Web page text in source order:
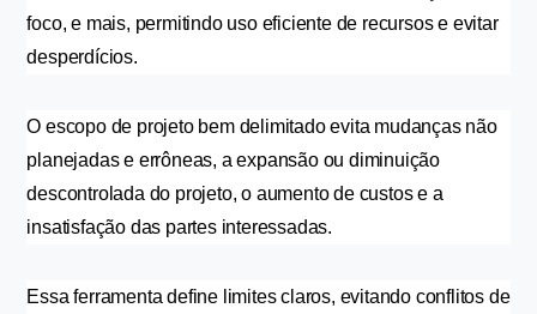
foco, e mais, permitindo uso eficiente de recursos e evitar
desperdícios.
O escopo de projeto bem delimitado evita mudanças não
planejadas e errôneas, a expansão ou diminuição
descontrolada do projeto, o aumento de custos e a
insatisfação das partes interessadas.
Essa ferramenta define limites claros, evitando conflitos de